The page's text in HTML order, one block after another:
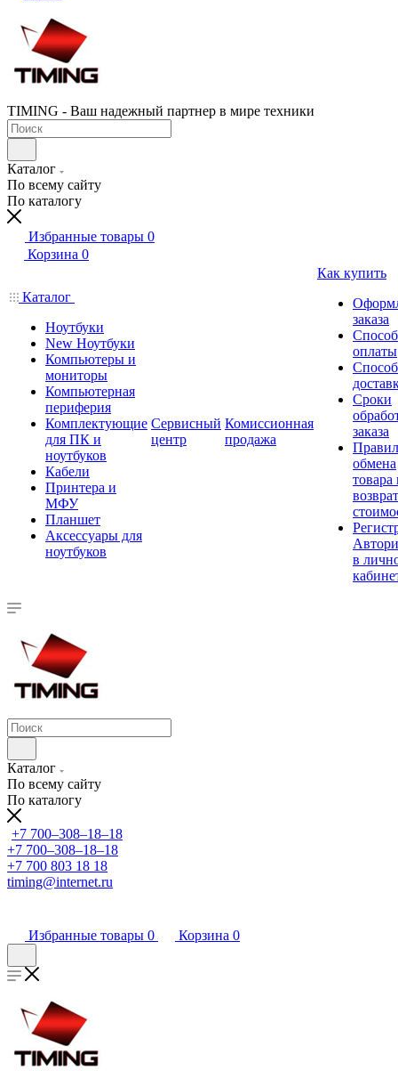
TIMING - Ваш надежный партнер в мире техники
Каталог
По всему сайту
По каталогу
Избранные товары 0
Корзина 0
Каталог
Ноутбуки
New Ноутбуки
Компьютеры и
мониторы
Компьютерная
периферия
Комплектующие
для ПК и
ноутбуков
Кабели
Принтера и
МФУ
Планшет
Аксессуары для
ноутбуков
Сервисный
центр
Комиссионная
продажа
Как купить
заказа
оплаты
Сроки
заказа
обмена
товара
в
Каталог
По всему сайту
По каталогу
+7 700‒308‒18‒18
+7 700‒308‒18‒18
+7 700 803 18 18
timing@internet.ru
Избранные товары 0 Корзина 0